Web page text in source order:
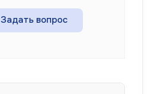
Задать вопрос